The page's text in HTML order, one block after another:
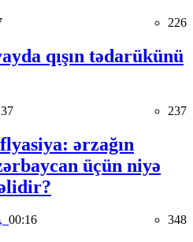
226
qışın tədarükünü
237
ərzağın
üçün niyə
00:16 348